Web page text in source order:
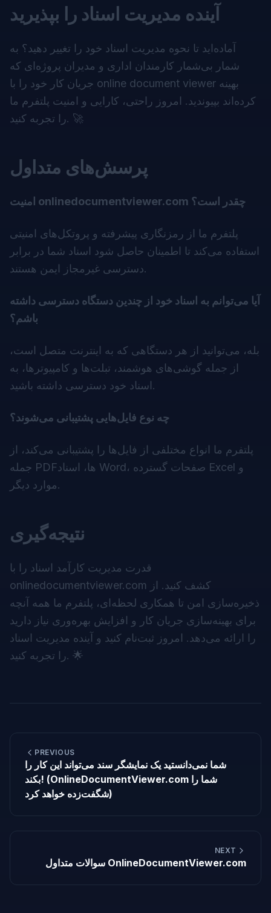
آینده مدیریت اسناد را بپذیرید
آماده‌اید تا نحوه مدیریت اسناد خود را تغییر دهید؟ به
شمار بی‌شمار کارمندان اداری و مدیران پروژه‌ای که
online document viewer
کرده‌اند بپیوندید. امروز راحتی، کارایی و امنیت پلتفرم ما
را تجربه کنید. 🚀
پرسش‌های متداول
امنیت onlinedocumentviewer.com چقدر است؟
پلتفرم ما از رمزنگاری پیشرفته و پروتکل‌های امنیتی
استفاده می‌کند تا اطمینان حاصل شود اسناد شما در برابر
دسترسی غیرمجاز ایمن هستند.
آیا می‌توانم به اسناد خود از چندین دستگاه دسترسی داشته
باشم؟
بله، می‌توانید از هر دستگاهی که به اینترنت متصل است،
از جمله گوشی‌های هوشمند، تبلت‌ها و کامپیوترها، به
اسناد خود دسترسی داشته باشید.
چه نوع فایل‌هایی پشتیبانی می‌شوند؟
پلتفرم ما انواع مختلفی از فایل‌ها را پشتیبانی می‌کند، از
جمله PDFها، اسناد Word، صفحات گسترده Excel و
موارد دیگر.
نتیجه‌گیری
قدرت مدیریت کارآمد اسناد را با
onlinedocumentviewer.com کشف کنید. از
ذخیره‌سازی امن تا همکاری لحظه‌ای، پلتفرم ما همه آنچه
برای بهینه‌سازی جریان کار و افزایش بهره‌وری نیاز دارید
را ارائه می‌دهد. امروز ثبت‌نام کنید و آینده مدیریت اسناد
را تجربه کنید. 🌟
PREVIOUS
شما نمی‌دانستید یک نمایشگر سند می‌تواند این کار را
بکند! (OnlineDocumentViewer.com شما را
شگفت‌زده خواهد کرد)
NEXT
سوالات متداول OnlineDocumentViewer.com